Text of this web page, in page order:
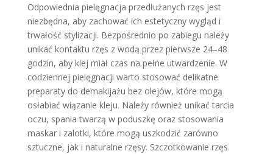
Odpowiednia pielęgnacja przedłużanych rzęs jest
niezbędna, aby zachować ich estetyczny wygląd i
trwałość stylizacji. Bezpośrednio po zabiegu należy
unikać kontaktu rzęs z wodą przez pierwsze 24–48
godzin, aby klej miał czas na pełne utwardzenie. W
codziennej pielęgnacji warto stosować delikatne
preparaty do demakijażu bez olejów, które mogą
osłabiać wiązanie kleju. Należy również unikać tarcia
oczu, spania twarzą w poduszkę oraz stosowania
maskar i zalotki, które mogą uszkodzić zarówno
sztuczne, jak i naturalne rzęsy. Szczotkowanie rzęs